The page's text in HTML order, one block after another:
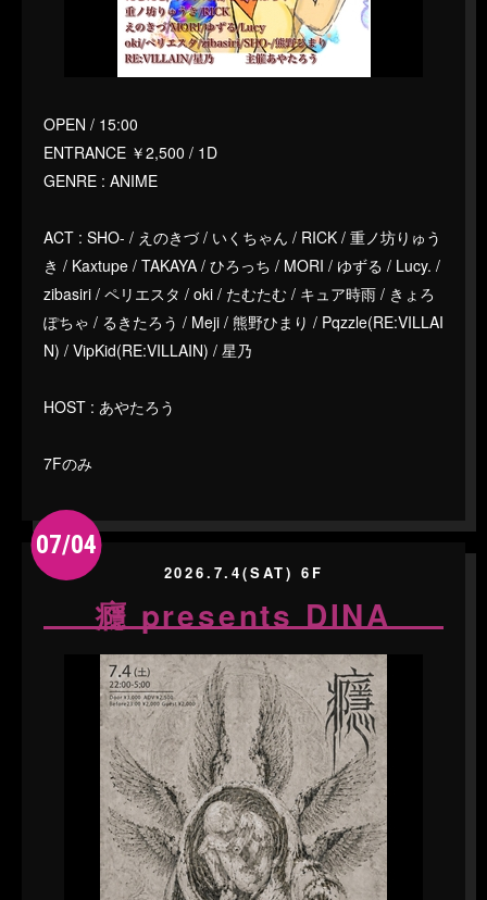
OPEN / 15:00
ENTRANCE ￥2,500 / 1D
GENRE : ANIME
ACT : SHO- / えのきづ / いくちゃん / RICK / 重ノ坊りゅう
き / Kaxtupe / TAKAYA / ひろっち / MORI / ゆずる / Lucy. /
zibasiri / ペリエスタ / oki / たむたむ / キュア時雨 / きょろ
ぽちゃ / るきたろう / Meji / 熊野ひまり / Pqzzle(RE:VILLAI
N) / VipKid(RE:VILLAIN) / 星乃
HOST : あやたろう
7Fのみ
07/04
2026.7.4(SAT) 6F
癮 presents DINA